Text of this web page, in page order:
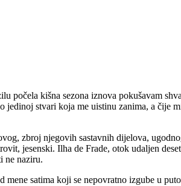
počela kišna sezona iznova pokušavam
stvari koja me uistinu zanima, a čije
zbroj njegovih sastavnih dijelova,
jesenski. Ilha de Frade, otok udaljen
ne naziru.
satima koji se nepovratno izgube u